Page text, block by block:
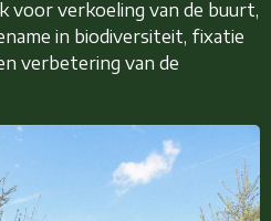
voor verkoeling van de buurt,
in biodiversiteit, fixatie
verbetering van de